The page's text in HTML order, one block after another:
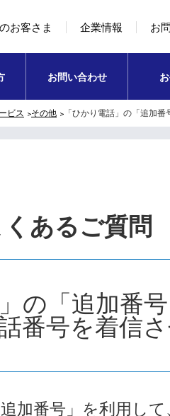
ンテンツのリンクナビゲー
お客さま 企業情報 お
お問い合わせ
ビス その他 「ひかり電話」の「追加
あるご質問
の「追加番
番号を着信さ
加番号」を利用し